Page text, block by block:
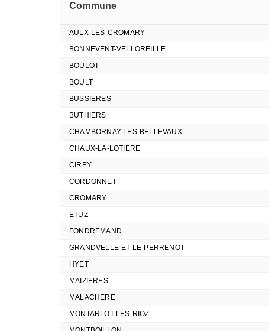
Commune
AULX-LES-CROMARY
BONNEVENT-VELLOREILLE
BOULOT
BOULT
BUSSIERES
BUTHIERS
CHAMBORNAY-LES-BELLEVAUX
CHAUX-LA-LOTIERE
CIREY
CORDONNET
CROMARY
ETUZ
FONDREMAND
GRANDVELLE-ET-LE-PERRENOT
HYET
MAIZIERES
MALACHERE
MONTARLOT-LES-RIOZ